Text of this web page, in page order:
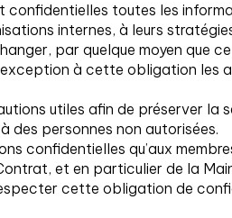
toutes les
internes, à leurs
par quelque moyen que
à cette obligation
utiles afin de préserver la
des personnes non autorisées.
confidentielles qu’aux
et en particulier de la
cette obligation de